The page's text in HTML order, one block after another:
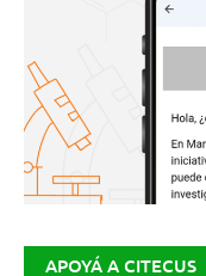
APOYÁ A CITECUS